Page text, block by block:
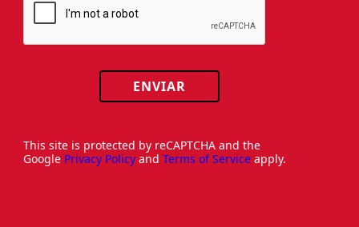
ENVIAR
This site is protected by reCAPTCHA and the
Google Privacy Policy and Terms of Service apply.